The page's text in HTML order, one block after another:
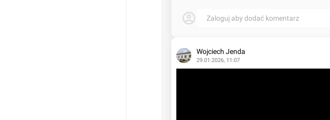
Zaloguj aby dodać komentarz
Wojciech Jenda
29.01.2026, 11:07